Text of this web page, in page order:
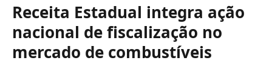
Receita Estadual integra ação
nacional de fiscalização no
mercado de combustíveis